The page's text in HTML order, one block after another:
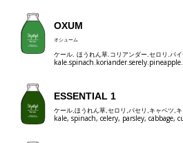
OXUM
オシューム
ケール. ほうれん草.コリアンダー.セロリ.パ
ESSENTIAL 1
ケール,ほうれん草,セロリ,パセリ,キャベツ,
kale, spinach, celery, parsley, cabbage,